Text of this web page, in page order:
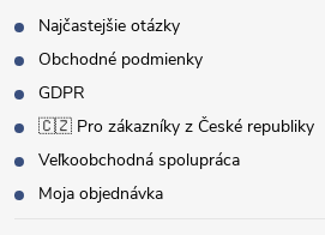
Najčastejšie otázky
Obchodné podmienky
GDPR
🇨🇿 Pro zákazníky z České republiky
Veľkoobchodná spolupráca
Moja objednávka